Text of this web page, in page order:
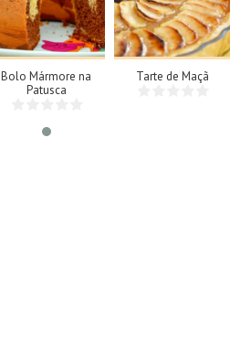
8 Doses
8
Pessoas
25Min
Bolo Mármore na
Patusca
8 Doses
8
Pessoas
45Min
Tarte de Maçã